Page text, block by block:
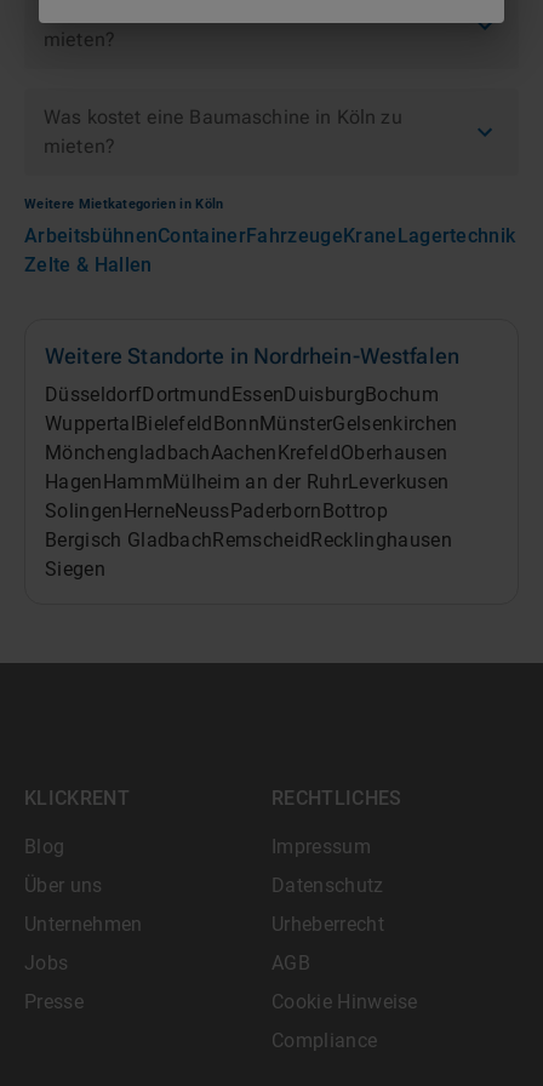
mieten?
Was kostet eine Baumaschine in Köln zu
mieten?
Weitere Mietkategorien in Köln
ArbeitsbühnenContainerFahrzeugeKraneLagertechnik
Zelte & Hallen
Weitere Standorte in Nordrhein-Westfalen
DüsseldorfDortmund Essen Duisburg Bochum
Wuppertal Bielefeld Bonn MünsterGelsenkirchen
MönchengladbachAachen Krefeld Oberhausen
Hagen Hamm Mülheim an der RuhrLeverkusen
Solingen HerneNeuss Paderborn Bottrop
Bergisch Gladbach Remscheid Recklinghausen
Siegen
KLICKRENT
Blog
Über uns
Unternehmen
Jobs
Presse
RECHTLICHES
Impressum
Datenschutz
Urheberrecht
AGB
Cookie Hinweise
Compliance